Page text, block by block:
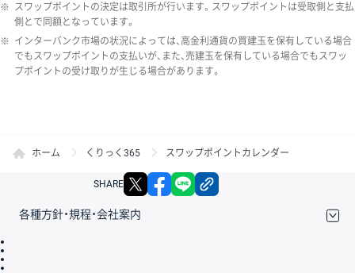
※ スワップポイントの決定は取引所が行います。スワップポイントは受取側と支払
側とで同額となっています。
※ インターバンク市場の状況によっては、高金利通貨の買建玉を保有している場合
でもスワップポイントの支払いが、また、売建玉を保有している場合でもスワッ
プポイントの受け取りが生じる場合があります。
ホーム くりっく365 スワップポイントカレンダー
SHARE X facebook
各種方針・規程・会社案内